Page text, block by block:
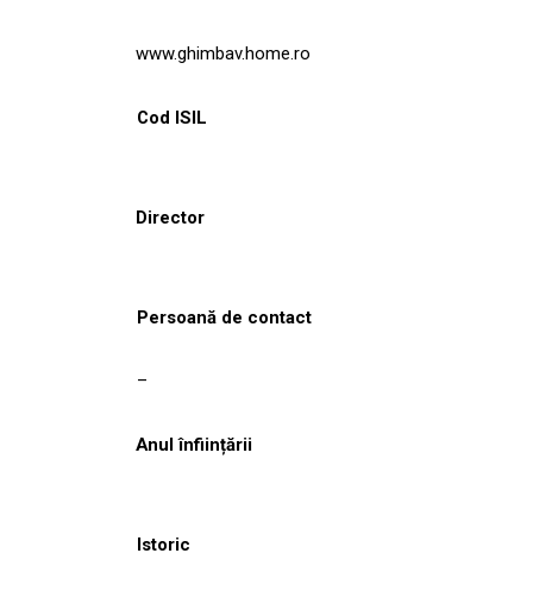
www.ghimbav.home.ro
Cod ISIL
Director
Persoană de contact
–
Anul înființării
Istoric